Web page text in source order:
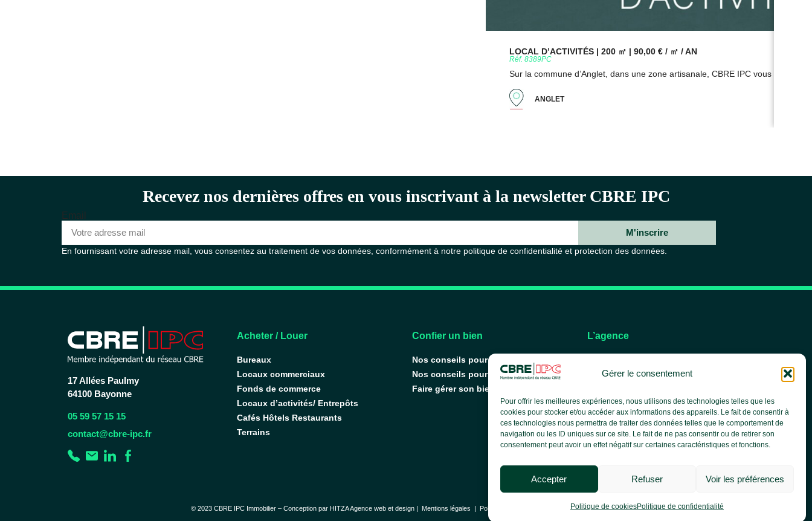
Gérer le consentement
Pour offrir les meilleures expériences, nous utilisons des technologies telles que les
cookies pour stocker et/ou accéder aux informations des appareils. Le fait de consentir à
ces technologies nous permettra de traiter des données telles que le comportement de
navigation ou les ID uniques sur ce site. Le fait de ne pas consentir ou de retirer son
consentement peut avoir un effet négatif sur certaines caractéristiques et fonctions.
Accepter Refuser Voir les préférences
Politique de cookiesPolitique de confidentialité
LOCAL D’ACTIVITÉS | 200 ㎡ | 90,00 € / ㎡ / AN
Réf. 8389PC
Sur la commune d’Anglet, dans une zone artisanale, CBRE IPC vous
ANGLET
Recevez nos dernières offres en vous inscrivant à la newsletter CBRE IPC
Email
M'inscrire
En fournissant votre adresse mail, vous consentez au traitement de vos données, conformément à notre politique de confidentialité et protection des données.
17 Allées Paulmy
64100 Bayonne
05 59 57 15 15
contact@cbre-ipc.fr
Acheter / Louer
Bureaux
Locaux commerciaux
Fonds de commerce
Locaux d’activités/ Entrepôts
Cafés Hôtels Restaurants
Terrains
Confier un bien
Nos conseils pour vendre
Nos conseils pour louer
Faire gérer son bien
L’agence
Nos services
Le groupe CBRE
Actualités
© 2023 CBRE IPC Immobilier – Conception par HITZA Agence web et design | Mentions légales | Politique de confidentialité | Politique de cookies